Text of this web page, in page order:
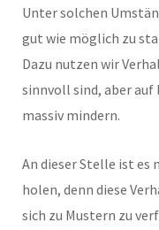
Unter solchen
gut wie möglich zu
Dazu nutzen wir
sinnvoll sind, aber
massiv mindern.
An dieser Stelle ist
holen, denn diese
sich zu Mustern zu